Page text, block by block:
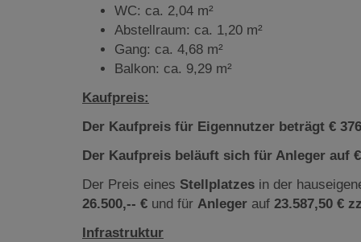
WC: ca. 2,04 m²
Abstellraum: ca. 1,20 m²
Gang: ca. 4,68 m²
Balkon: ca. 9,29 m²
Kaufpreis:
Der Kaufpreis für Eigennutzer beträgt €
Der Kaufpreis beläuft sich für Anleger auf
Der Preis eines Stellplatzes in der
26.500,-- € und für Anleger auf 23.587,50 €
Infrastruktur